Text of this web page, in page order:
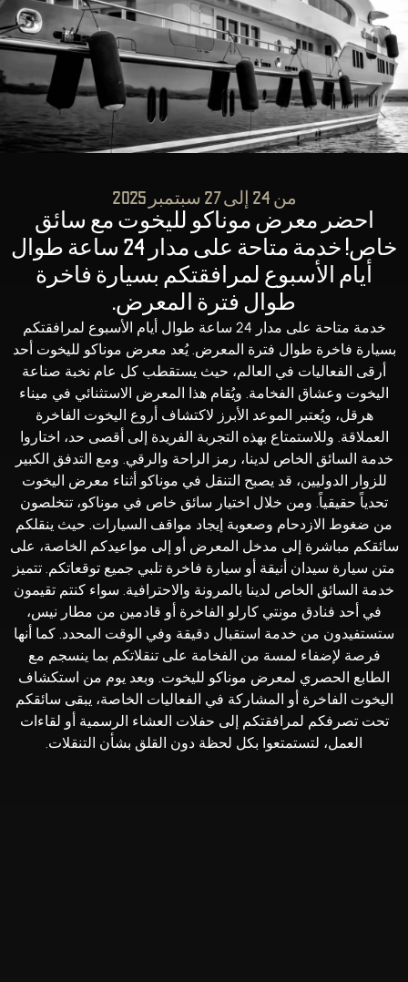
من 24 إلى 27 سبتمبر 2025
احضر معرض موناكو لليخوت مع سائق
خاص! خدمة متاحة على مدار 24 ساعة طوال
أيام الأسبوع لمرافقتكم بسيارة فاخرة
طوال فترة المعرض.
خدمة متاحة على مدار 24 ساعة طوال أيام الأسبوع لمرافقتكم
بسيارة فاخرة طوال فترة المعرض. يُعد معرض موناكو لليخوت أحد
أرقى الفعاليات في العالم، حيث يستقطب كل عام نخبة صناعة
اليخوت وعشاق الفخامة. ويُقام هذا المعرض الاستثنائي في ميناء
هرقل، ويُعتبر الموعد الأبرز لاكتشاف أروع اليخوت الفاخرة
العملاقة. وللاستمتاع بهذه التجربة الفريدة إلى أقصى حد، اختاروا
خدمة السائق الخاص لدينا، رمز الراحة والرقي. ومع التدفق الكبير
للزوار الدوليين، قد يصبح التنقل في موناكو أثناء معرض اليخوت
تحدياً حقيقياً. ومن خلال اختيار سائق خاص في موناكو، تتخلصون
من ضغوط الازدحام وصعوبة إيجاد مواقف السيارات. حيث ينقلكم
سائقكم مباشرة إلى مدخل المعرض أو إلى مواعيدكم الخاصة، على
متن سيارة سيدان أنيقة أو سيارة فاخرة تلبي جميع توقعاتكم. تتميز
خدمة السائق الخاص لدينا بالمرونة والاحترافية. سواء كنتم تقيمون
في أحد فنادق مونتي كارلو الفاخرة أو قادمين من مطار نيس،
ستستفيدون من خدمة استقبال دقيقة وفي الوقت المحدد. كما أنها
فرصة لإضفاء لمسة من الفخامة على تنقلاتكم بما ينسجم مع
الطابع الحصري لمعرض موناكو لليخوت. وبعد يوم من استكشاف
اليخوت الفاخرة أو المشاركة في الفعاليات الخاصة، يبقى سائقكم
تحت تصرفكم لمرافقتكم إلى حفلات العشاء الرسمية أو لقاءات
العمل، لتستمتعوا بكل لحظة دون القلق بشأن التنقلات.